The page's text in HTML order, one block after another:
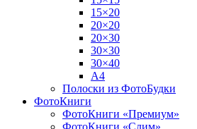
15×20
20×20
20×30
30×30
30×40
A4
Полоски из ФотоБудки
ФотоКниги
ФотоКниги «Премиум»